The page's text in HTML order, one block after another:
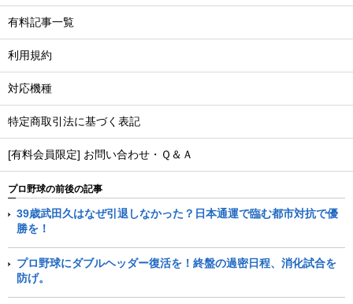
有料記事一覧
利用規約
対応機種
特定商取引法に基づく表記
[有料会員限定] お問い合わせ・Ｑ＆Ａ
プロ野球の前後の記事
39歳武田久はなぜ引退しなかった？日本通運で臨む都市対抗で優
勝を！
プロ野球にダブルヘッダー復活を！終盤の過密日程、消化試合を
防げ。